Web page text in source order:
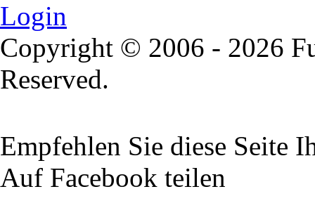
Login
Copyright © 2006 - 2026
Reserved.
Empfehlen Sie diese Seite
Auf Facebook teilen